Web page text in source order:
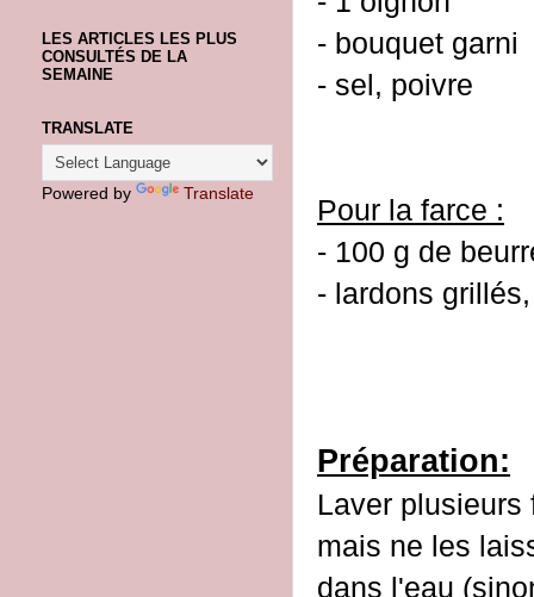
- bouquet garni
- sel, poivre
Pour la farce :
- 100 g de
- lardons
Préparation:
Laver
mais ne les
dans l'eau
LES ARTICLES LES PLUS
CONSULTÉS DE LA
SEMAINE
TRANSLATE
Powered by Translate